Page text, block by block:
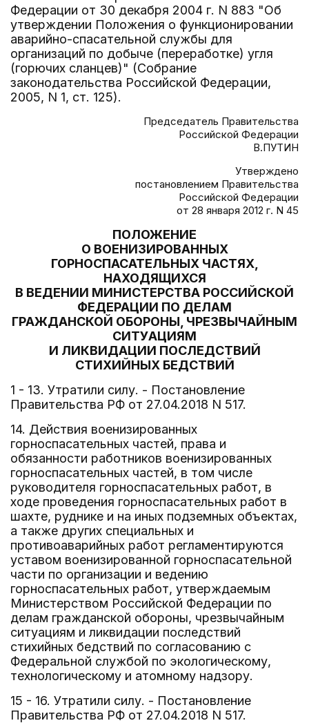
Федерации от 30 декабря 2004 г. N 883 "Об
утверждении Положения о функционировании
аварийно-спасательной службы для
организаций по добыче (переработке) угля
(горючих сланцев)" (Собрание
законодательства Российской Федерации,
2005, N 1, ст. 125).
Председатель Правительства
Российской Федерации
В.ПУТИН
Утверждено
постановлением Правительства
Российской Федерации
от 28 января 2012 г. N 45
ПОЛОЖЕНИЕ
О ВОЕНИЗИРОВАННЫХ
ГОРНОСПАСАТЕЛЬНЫХ ЧАСТЯХ,
НАХОДЯЩИХСЯ
В ВЕДЕНИИ МИНИСТЕРСТВА РОССИЙСКОЙ
ФЕДЕРАЦИИ ПО ДЕЛАМ
ГРАЖДАНСКОЙ ОБОРОНЫ, ЧРЕЗВЫЧАЙНЫМ
СИТУАЦИЯМ
И ЛИКВИДАЦИИ ПОСЛЕДСТВИЙ
СТИХИЙНЫХ БЕДСТВИЙ
1 - 13. Утратили силу. - Постановление
Правительства РФ от 27.04.2018 N 517.
14. Действия военизированных
горноспасательных частей, права и
обязанности работников военизированных
горноспасательных частей, в том числе
руководителя горноспасательных работ, в
ходе проведения горноспасательных работ в
шахте, руднике и на иных подземных объектах,
а также других специальных и
противоаварийных работ регламентируются
уставом военизированной горноспасательной
части по организации и ведению
горноспасательных работ, утверждаемым
Министерством Российской Федерации по
делам гражданской обороны, чрезвычайным
ситуациям и ликвидации последствий
стихийных бедствий по согласованию с
Федеральной службой по экологическому,
технологическому и атомному надзору.
15 - 16. Утратили силу. - Постановление
Правительства РФ от 27.04.2018 N 517.